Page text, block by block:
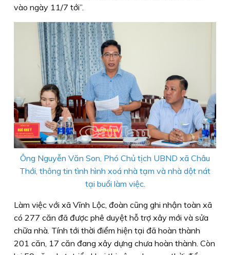
vào ngày 11/7 tới”.
Ông Nguyễn Văn Son, Phó Chủ tịch UBND xã Châu
Thới, thông tin tình hình xoá nhà tạm và nhà dột nát
tại buổi làm việc.
Làm việc với xã Vĩnh Lộc, đoàn cũng ghi nhận toàn xã
có 277 căn đã được phê duyệt hỗ trợ xây mới và sửa
chữa nhà. Tính tới thời điểm hiện tại đã hoàn thành
201 căn, 17 căn đang xây dựng chưa hoàn thành. Còn